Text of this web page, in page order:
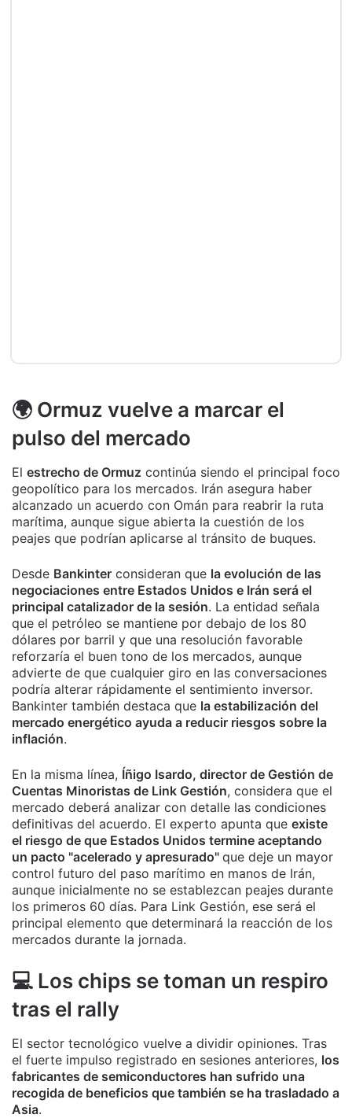
🌍 Ormuz vuelve a marcar el
pulso del mercado
El estrecho de Ormuz continúa siendo el principal foco
geopolítico para los mercados. Irán asegura haber
alcanzado un acuerdo con Omán para reabrir la ruta
marítima, aunque sigue abierta la cuestión de los
peajes que podrían aplicarse al tránsito de buques.
Desde Bankinter consideran que la evolución de las
negociaciones entre Estados Unidos e Irán será el
principal catalizador de la sesión. La entidad señala
que el petróleo se mantiene por debajo de los 80
dólares por barril y que una resolución favorable
reforzaría el buen tono de los mercados, aunque
advierte de que cualquier giro en las conversaciones
podría alterar rápidamente el sentimiento inversor.
Bankinter también destaca que la estabilización del
mercado energético ayuda a reducir riesgos sobre la
inflación.
En la misma línea, Íñigo Isardo, director de Gestión de
Cuentas Minoristas de Link Gestión, considera que el
mercado deberá analizar con detalle las condiciones
definitivas del acuerdo. El experto apunta que existe
el riesgo de que Estados Unidos termine aceptando
un pacto "acelerado y apresurado" que deje un mayor
control futuro del paso marítimo en manos de Irán,
aunque inicialmente no se establezcan peajes durante
los primeros 60 días. Para Link Gestión, ese será el
principal elemento que determinará la reacción de los
mercados durante la jornada.
💻 Los chips se toman un respiro
tras el rally
El sector tecnológico vuelve a dividir opiniones. Tras
el fuerte impulso registrado en sesiones anteriores, los
fabricantes de semiconductores han sufrido una
recogida de beneficios que también se ha trasladado a
Asia.